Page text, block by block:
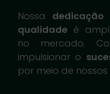
Nossa
qualidade é
no mercado.
impulsionar o
por meio de